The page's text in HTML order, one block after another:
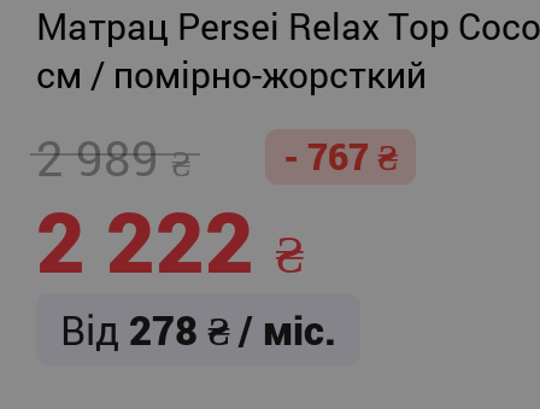
Матрац Persei Relax Top
см / помірно-жорсткий
2 989 - 767
2 222
Від 278 / міс.